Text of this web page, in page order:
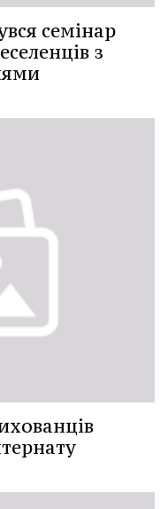
семінар
з